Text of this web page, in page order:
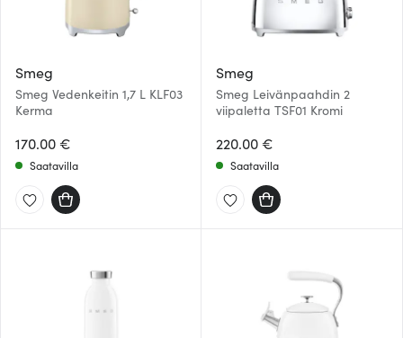
Smeg
Smeg Vedenkeitin 1,7 L KLF03
Kerma
170.00 €
Saatavilla
Smeg
Smeg Leivänpaahdin 2
viipaletta TSF01 Kromi
220.00 €
Saatavilla